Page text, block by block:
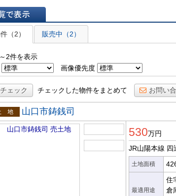
（2）
販売中（2）
2件を表示
画像優先度
ェック チェックした物件をまとめて お問い
地
山口市鋳銭司
530万円
JR山陽本線 四
土地面積
最適用途
住
倉